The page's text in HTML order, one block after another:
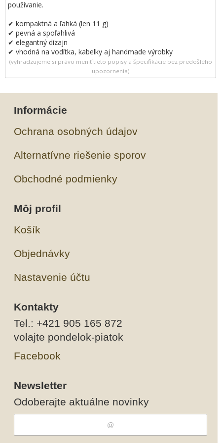
používanie.
✔ kompaktná a ľahká (len 11 g)
✔ pevná a spoľahlivá
✔ elegantný dizajn
✔ vhodná na vodítka, kabelky aj handmade výrobky
(vyhradzujeme si právo meniť tieto popisy a špecifikácie bez predošlého
upozornenia)
Informácie
Ochrana osobných údajov
Alternatívne riešenie sporov
Obchodné podmienky
Môj profil
Košík
Objednávky
Nastavenie účtu
Kontakty
Tel.: +421 905 165 872
volajte pondelok-piatok
Facebook
Newsletter
Odoberajte aktuálne novinky